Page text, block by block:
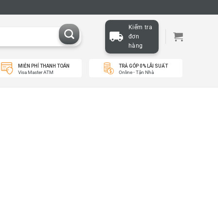
Kiểm tra
đơn
hàng
MIỄN PHÍ THANH TOÁN
Visa Master ATM
TRẢ GÓP 0% LÃI SUẤT
Online - Tận Nhà